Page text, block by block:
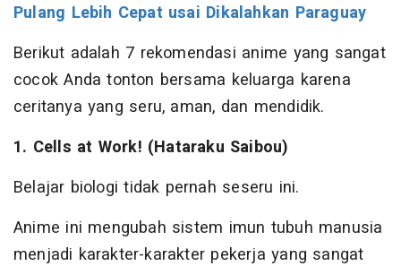
Pulang Lebih Cepat usai Dikalahkan Paraguay
Berikut adalah 7 rekomendasi anime yang sangat
cocok Anda tonton bersama keluarga karena
ceritanya yang seru, aman, dan mendidik.
1. Cells at Work! (Hataraku Saibou)
Belajar biologi tidak pernah seseru ini.
Anime ini mengubah sistem imun tubuh manusia
menjadi karakter-karakter pekerja yang sangat